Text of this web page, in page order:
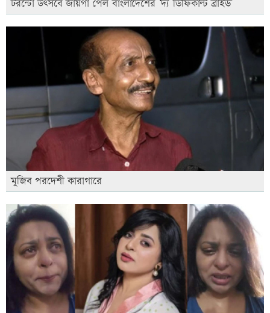
টরন্টো উৎসবে জায়গা পেল বাংলাদেশের ‘দ্য ডিফিকাল্ট ব্রাইড’
মুজিব পরদেশী কারাগারে